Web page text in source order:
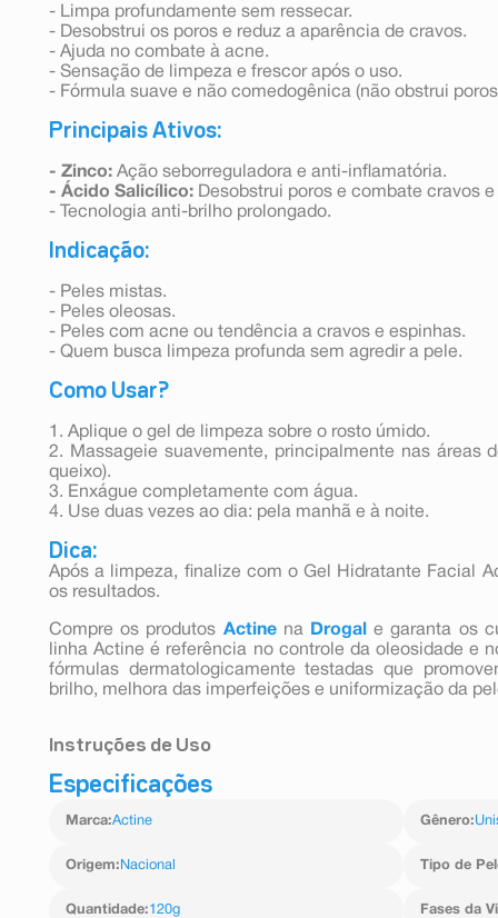
- Limpa profundamente sem ressecar.
- Desobstrui os poros e reduz a aparência de cravos.
- Ajuda no combate à acne.
- Sensação de limpeza e frescor após o uso.
- Fórmula suave e não comedogênica (não obstrui
Principais Ativos:
- Zinco: Ação seborreguladora e anti-inflamatória.
- Ácido Salicílico: Desobstrui poros e combate cravos e
- Tecnologia anti-brilho prolongado.
Indicação:
- Peles mistas.
- Peles oleosas.
- Peles com acne ou tendência a cravos e espinhas.
- Quem busca limpeza profunda sem agredir a pele.
Como Usar?
1. Aplique o gel de limpeza sobre o rosto úmido.
2. Massageie suavemente, principalmente nas áreas
queixo).
3. Enxágue completamente com água.
4. Use duas vezes ao dia: pela manhã e à noite.
Dica:
Após a limpeza, finalize com o Gel Hidratante Facial
os resultados.
Compre os produtos Actinena Drogal
e garanta os
linha Actine é referência no controle da oleosidade e
fórmulas dermatologicamente testadas que
brilho, melhora das imperfeições e uniformização da
Instruções de Uso
1. Aplique o gel de limpeza sobre o rosto úmido.
queixo).
4. Use duas vezes ao dia: pela manhã e à noite.
Especificações
Marca:Actine Gênero:
Origem: Nacional Tipo de
Quantidade:120g Fases da